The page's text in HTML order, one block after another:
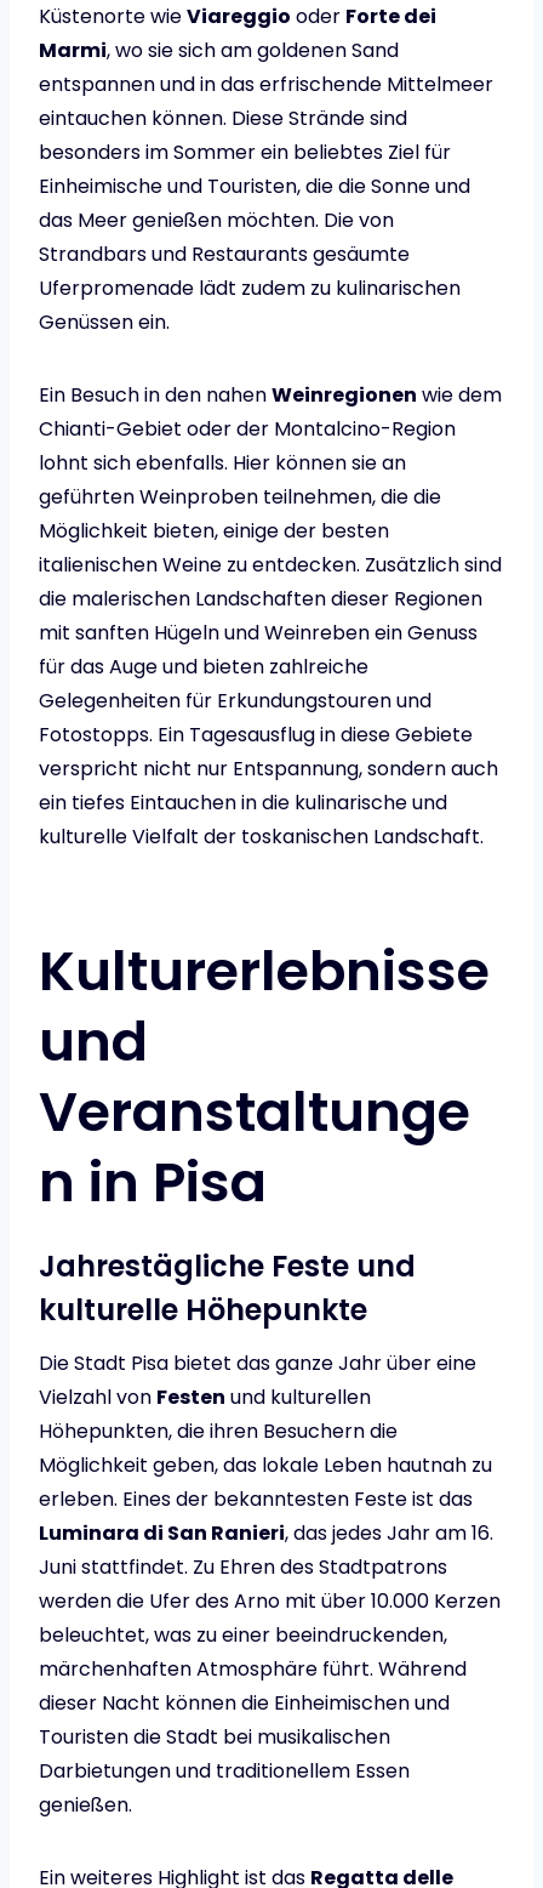
Küstenorte wieViareggio oder Forte dei
Marmi, wo sie sich am goldenen Sand
entspannen und in das erfrischende Mittelmeer
eintauchen können. Diese Strände sind
besonders im Sommer ein beliebtes Ziel für
Einheimische und Touristen, die die Sonne und
das Meer genießen möchten. Die von
Strandbars und Restaurants gesäumte
Uferpromenade lädt zudem zu kulinarischen
Genüssen ein.
Ein Besuch in den nahenWeinregionen wie dem
Chianti-Gebiet oder der Montalcino-Region
lohnt sich ebenfalls. Hier können sie an
geführten Weinproben teilnehmen, die die
Möglichkeit bieten, einige der besten
italienischen Weine zu entdecken. Zusätzlich sind
die malerischen Landschaften dieser Regionen
mit sanften Hügeln und Weinreben ein Genuss
für das Auge und bieten zahlreiche
Gelegenheiten für Erkundungstouren und
Fotostopps. Ein Tagesausflug in diese Gebiete
verspricht nicht nur Entspannung, sondern auch
ein tiefes Eintauchen in die kulinarische und
kulturelle Vielfalt der toskanischen Landschaft.
Kulturerlebnisse
und
Veranstaltunge
n in Pisa
Jahrestägliche Feste und
kulturelle Höhepunkte
Die Stadt Pisa bietet das ganze Jahr über eine
Vielzahl von Festen und kulturellen
Höhepunkten, die ihren Besuchern die
Möglichkeit geben, das lokale Leben hautnah zu
erleben. Eines der bekanntesten Feste ist das
Luminara di San Ranieri, das jedes Jahr am 16.
Juni stattfindet. Zu Ehren des Stadtpatrons
werden die Ufer des Arno mit über 10.000 Kerzen
beleuchtet, was zu einer beeindruckenden,
märchenhaften Atmosphäre führt. Während
dieser Nacht können die Einheimischen und
Touristen die Stadt bei musikalischen
Darbietungen und traditionellem Essen
genießen.
Ein weiteres Highlight ist das Regatta delle